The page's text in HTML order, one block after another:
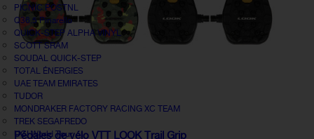
PICNIC POSTNL
Q36.5 Pinarello
QUICK-STEP ALPHA VINYL
SCOTT SRAM
SOUDAL QUICK-STEP
TOTAL ÉNERGIES
UAE TEAM EMIRATES
TUDOR
MONDRAKER FACTORY RACING XC TEAM
TREK SEGAFREDO
UCI World Tour
Pédales de vélo VTT LOOK Trail Grip